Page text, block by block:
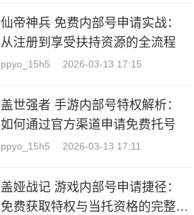
仙帝神兵 免费内部号申请实战：
从注册到享受扶持资源的全流程
ppyo_15h5 2026-03-13 17:15
盖世强者 手游内部号特权解析：
如何通过官方渠道申请免费托号
ppyo_15h5 2026-03-13 17:11
盖娅战记 游戏内部号申请捷径：
免费获取特权与当托资格的完整指